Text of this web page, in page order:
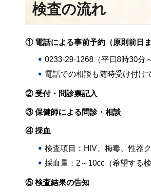
検査の流れ
① 電話による事前予約（原則前日ま
0233-29-1268（平日8時30分
電話での相談も随時受け付け
② 受付・問診票記入
③ 保健師による問診・相談
④ 採血
検査項目：HIV、梅毒、性器
採血量：2～10cc（希望する
⑤ 検査結果の告知